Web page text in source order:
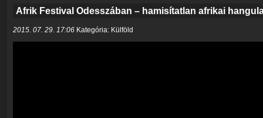
Afrik Festival Odesszában – hamisítatlan afrikai
2015. 07. 29. 17:06 Kategória: Külföld